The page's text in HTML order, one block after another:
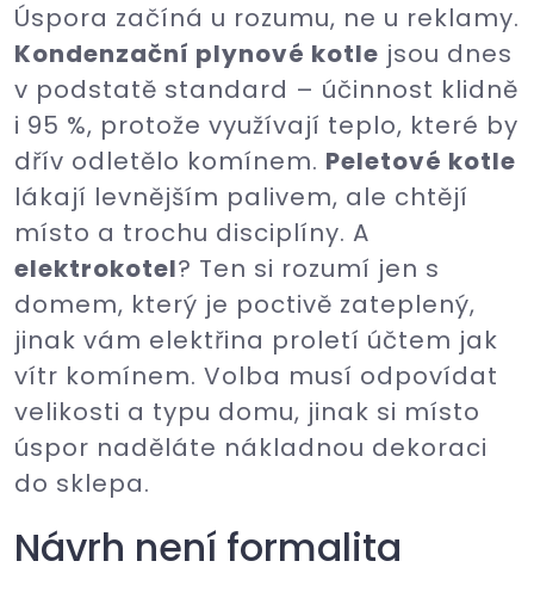
Úspora začíná u rozumu, ne u reklamy.
Kondenzační plynové kotle jsou dnes
v podstatě standard – účinnost klidně
i 95 %, protože využívají teplo, které by
dřív odletělo komínem. Peletové kotle
lákají levnějším palivem, ale chtějí
místo a trochu disciplíny. A
elektrokotel? Ten si rozumí jen s
domem, který je poctivě zateplený,
jinak vám elektřina proletí účtem jak
vítr komínem. Volba musí odpovídat
velikosti a typu domu, jinak si místo
úspor naděláte nákladnou dekoraci
do sklepa.
Návrh není formalita